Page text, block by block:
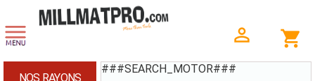
###SEARCH_MOTOR###
NOS RAYONS